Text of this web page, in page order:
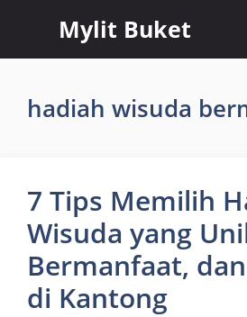
content
Mylit Buket
hadiah wisuda
7 Tips Memilih
Wisuda yang
Bermanfaat,
di Kantong